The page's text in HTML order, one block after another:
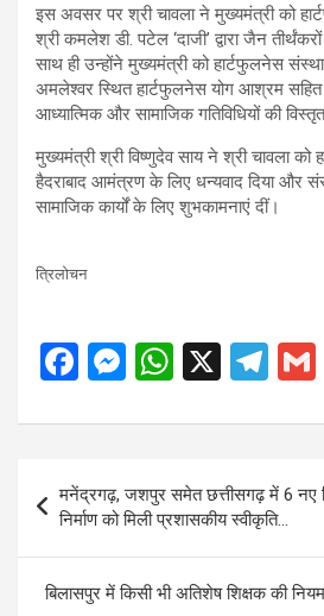
इस अवसर पर श्री चावला ने मुख्यमंत्री को
श्री कमलेश डी. पटेल ‘दाजी’ द्वारा जैन
साथ ही उन्होंने मुख्यमंत्री को हार्टफुलनेस
अमलेश्वर स्थित हार्टफुलनेस योग आश्रम सहित
आध्यात्मिक और सामाजिक गतिविधियों की
मुख्यमंत्री श्री विष्णुदेव साय ने श्री चावला को
हैदराबाद आमंत्रण के लिए धन्यवाद दिया और
सामाजिक कार्यों के लिए शुभकामनाएं दीं।
त्रिलोचन
F
ce
o
o
k
M
se
g
er
W
at
s
A
p
p
X
T
e
gr
a
m
Post
navigation
मनेंद्रगढ़, जशपुर समेत छत्तीसगढ़ में 6 नए
निर्माण को मिली प्रशासकीय स्वीकृति…
बिलासपुर में किसी भी अतिशेष शिक्षक की